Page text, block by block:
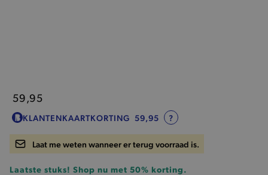
59,95
KLANTENKAARTKORTING 59,95 ?
Laat me weten wanneer er terug voorraad is.
Laatste stuks! Shop nu met 50% korting.